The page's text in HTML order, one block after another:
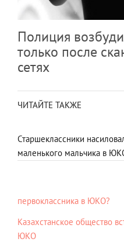
Полиция
только после
сетях
ЧИТАЙТЕ ТАКЖЕ
Старшеклассники
маленького мальчика в
первоклассника в ЮКО?
Казахстанское общество
ЮКО